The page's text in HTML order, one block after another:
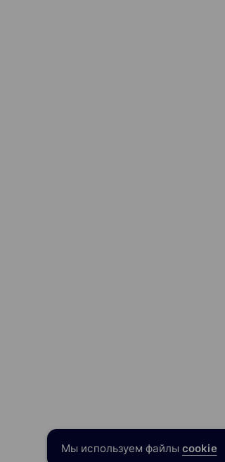
Мы используем файлы cookie